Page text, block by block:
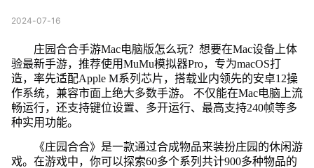
2024-07-16
庄园合合手游Mac电脑版怎么玩？想要在Mac设备上体
验最新手游，推荐使用MuMu模拟器Pro，专为macOS打
造，率先适配Apple M系列芯片，搭载业内领先的安卓12操
作系统，兼容市面上绝大多数手游。 不仅能在Mac电脑上流
畅运行，还支持键位设置、多开运行、最高支持240帧等多
种实用功能。
《庄园合合》是一款通过合成物品来装扮庄园的休闲游
戏。在游戏中，你可以探索60多个系列共计900多种物品的